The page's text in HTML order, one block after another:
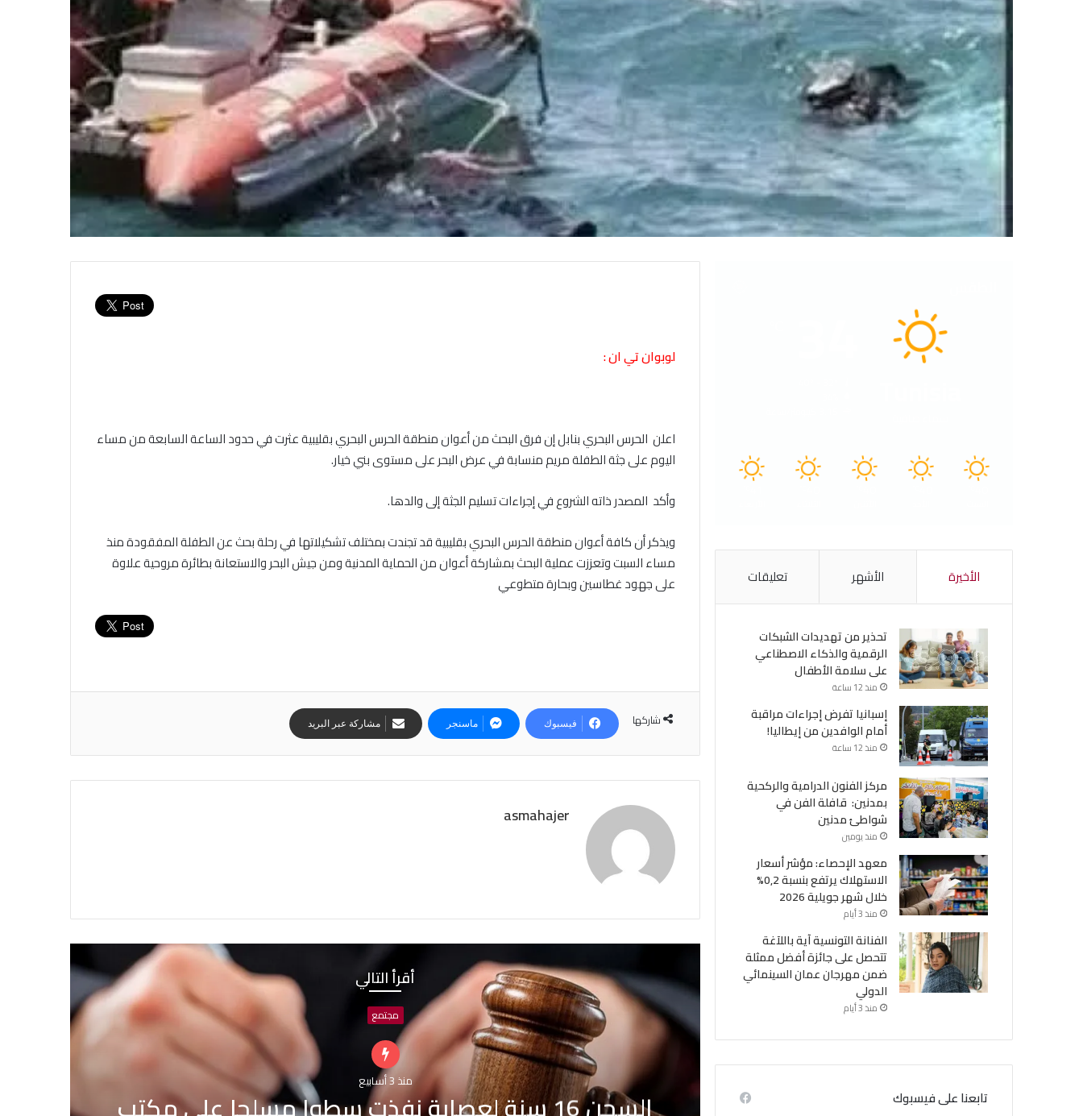
لوبوان تي ان :
اعلن الحرس البحري بنابل إن فرق البحث من أعوان منطقة الحرس البحري بقليبية عثرت في حدود الساعة السابعة من مساء
اليوم على جثة الطفلة مريم منسابة في عرض البحر على مستوى بني خيار.
وأكد المصدر ذاته الشروع في إجراءات تسليم الجثة إلى والدها.
ويذكر أن كافة أعوان منطقة الحرس البحري بقليبية قد تجندت بمختلف تشكيلاتها في رحلة بحث عن الطفلة المفقودة منذ
مساء السبت وتعززت عملية البحث بمشاركة أعوان من الحماية المدنية ومن جيش البحر والاستعانة بطائرة مروحية علاوة
على جهود غطاسين وبحارة متطوعي
شاركها فيسبوك ماسنجر مشاركة عبر البريد
asmahajer
أقرأ التالي
مجتمع
منذ 4 أسابيع
6سنوات سجنا مع النفاذ العاجل لمسؤول سابق بإحدى
الأخيرة الأشهر تعليقات
تحذير من تهديدات الشبكات
الرقمية والذكاء الاصطناعي
على سلامة الأطفال
منذ 12 ساعة
إسبانيا تفرض إجراءات مراقبة
أمام الوافدين من إيطاليا!
منذ 12 ساعة
مركز الفنون الدرامية والركحية
بمدنين: قافلة الفن في
شواطئ مدنين
منذ يومين
معهد الإحصاء: مؤشر أسعار
الاستهلاك يرتفع بنسبة 0,2%
خلال شهر جويلية 2026
منذ 3 أيام
الفنانة التونسية آية باللآغة
تتحصل على جائزة أفضل ممثلة
ضمن مهرجان عمان السينمائي
الدولي
منذ 3 أيام
تابعنا على فيسبوك